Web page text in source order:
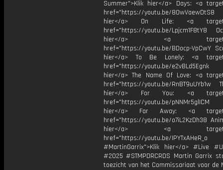
Summer">Klik hier</a> Days: <a
href="https://youtu.be/8OwVaewDtS8
hier</a> On Life: <a
href="https://youtu.be/Lpjcm1F8tY8
hier</a> <a
href="https://youtu.be/BDocp-VpCwY
hier</a> To Be Lonely: <a
href="https://youtu.be/
hier</a> The Name Of Love: <a
href="https://youtu.be/RnBT9uUYb1w
hier</a> For You: <a
href="https://youtu.be/
hier</a> Far Away: <a
href="https://youtu.be/o7iL2KzDh38
hier</a> <a
href="https://youtu.be/IPYTxAHeR_o
#MartinGarrix">Klik hier</a> #Live
#2025 #STMPDRCRDS Martin Garrix
toezicht van het Commissariaat voor de